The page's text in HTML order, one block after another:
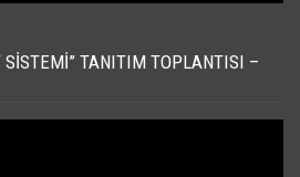
SISTEMI” TANITIM TOPLANTISI –